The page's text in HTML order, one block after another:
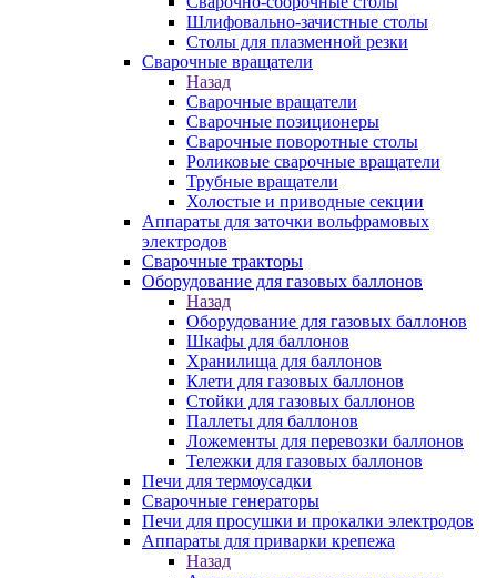
Шлифовально-зачистные столы
Столы для плазменной резки
Сварочные вращатели
Назад
Сварочные вращатели
Сварочные позиционеры
Сварочные поворотные столы
Роликовые сварочные вращатели
Трубные вращатели
Холостые и приводные секции
Аппараты для заточки вольфрамовых
электродов
Сварочные тракторы
Оборудование для газовых баллонов
Назад
Оборудование для газовых баллонов
Шкафы для баллонов
Хранилища для баллонов
Клети для газовых баллонов
Стойки для газовых баллонов
Паллеты для баллонов
Ложементы для перевозки баллонов
Тележки для газовых баллонов
Печи для термоусадки
Сварочные генераторы
Печи для просушки и прокалки электродов
Аппараты для приварки крепежа
Назад